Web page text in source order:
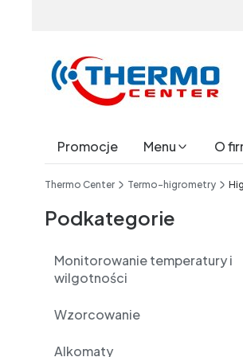
Promocje Menu O
Thermo Center Termo-higrometry
Podkategorie
Monitorowanie temperatury i
wilgotności
Wzorcowanie
Alkomaty